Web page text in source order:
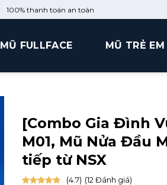
100% thanh toán an toàn
MŨ FULLFACE MŨ TRẺ EM
[Combo Gia Đình
M01, Mũ Nửa Đầu
tiếp từ NSX
(4.7) (12 Đánh giá)